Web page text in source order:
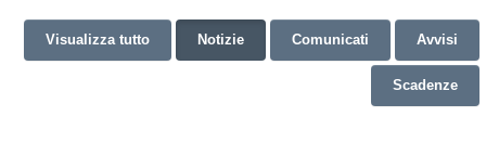
Visualizza tutto Notizie Comunicati Avvisi
Scadenze